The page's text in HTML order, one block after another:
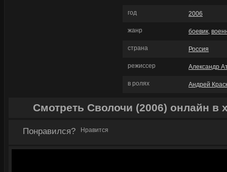
год 2006
жанр боевик,
страна Россия
режиссер Александр
в ролях Андрей
Смотреть Сволочи (2006) онлайн в
Понравился? Нравится